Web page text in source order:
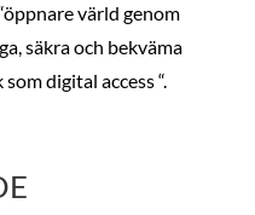
värld genom
säkra och bekväma
digital access “.